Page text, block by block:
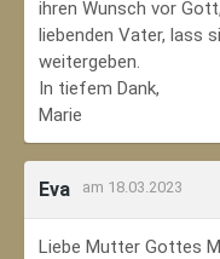
ihren Wunsch vor
liebenden Vater, lass
weitergeben.
In tiefem Dank,
Marie
Eva am 18.03.2023
Liebe Mutter Gottes